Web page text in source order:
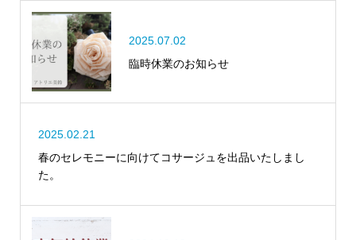
2025.07.02
臨時休業のお知らせ
2025.02.21
春のセレモニーに向けてコサージュを出品いたしまし
た。